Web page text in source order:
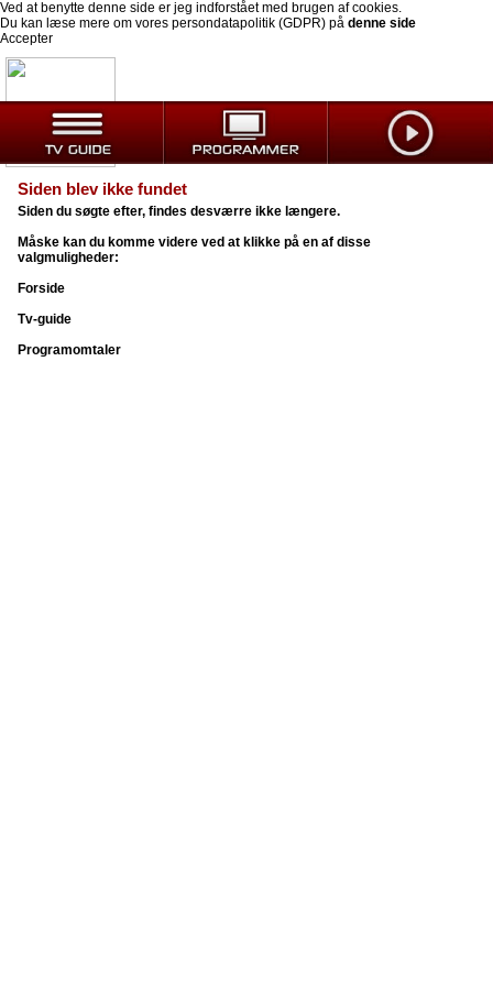
Ved at benytte denne side er jeg indforstået med brugen af cookies.
Du kan læse mere om vores persondatapolitik (GDPR) på denne side
Accepter
Siden blev ikke fundet
Siden du søgte efter, findes desværre ikke længere.
Måske kan du komme videre ved at klikke på en af disse
valgmuligheder:
Forside
Tv-guide
Programomtaler